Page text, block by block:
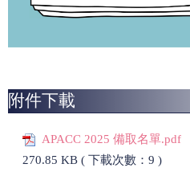
附件下載
APACC 2025 備取名單.pdf
270.85 KB ( 下載次數：9 )